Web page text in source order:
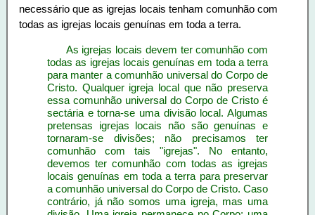
necessário que as igrejas locais tenham comunhão com
todas as igrejas locais genuínas em toda a terra.
As igrejas locais devem ter comunhão com
todas as igrejas locais genuínas em toda a terra
para manter a comunhão universal do Corpo de
Cristo. Qualquer igreja local que não preserva
essa comunhão universal do Corpo de Cristo é
sectária e torna-se uma divisão local. Algumas
pretensas igrejas locais não são genuínas e
tornaram-se divisões; não precisamos ter
comunhão com tais "igrejas". No entanto,
devemos ter comunhão com todas as igrejas
locais genuínas em toda a terra para preservar
a comunhão universal do Corpo de Cristo. Caso
contrário, já não somos uma igreja, mas uma